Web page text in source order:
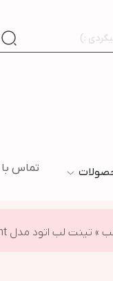
تماس با
» تینت لب اتود مدل Water Tint